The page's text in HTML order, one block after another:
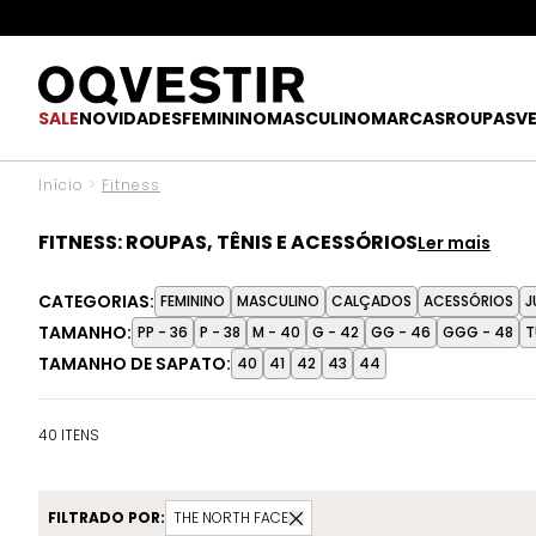
O
SALENOVIDADESFEMININOMASCULINOMARCASROUPAS
Início > Fitness
FITNESS: ROUPAS, TÊNIS E ACESSÓRIOS
Treinar, alongar, correr ou apenas incluir mais
sustentação, tops estruturados, shorts práticos,
de secagem rápida garantem liberdade em qualquer
reconhecidas pelo design inovador e pela qualidade
ousar, neutros para versatilidade e cortes modernos
CATEGORIAS: FEMININO MASCULINO CALÇADOS ACESSÓRIOS
TAMANHO: PP - 36 P - 38 M - 40 G - 42 GG - 46 GGG - 48
TAMANHO DE SAPATO: 40 41 42 43 44
FILTRADO POR: THE NORTH FACE
40 ITENS